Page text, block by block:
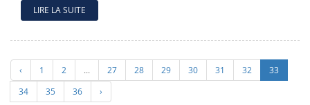
LIRE LA SUITE
‹ 1 2 ... 27 28 29 30 31 32
33
34
35 36 ›